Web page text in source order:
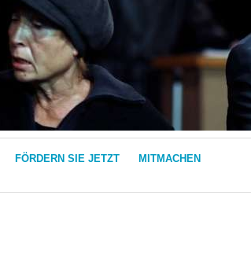
FÖRDERN SIE JETZT MITMACHEN